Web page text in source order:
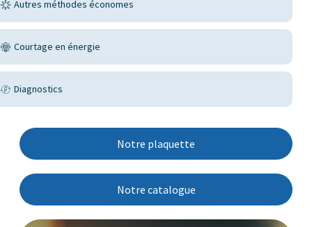
Autres méthodes économes
Courtage en énergie
Diagnostics
Notre plaquette
Notre catalogue